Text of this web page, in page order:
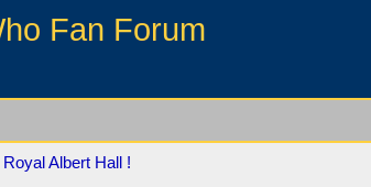
Fan Forum
Albert Hall !